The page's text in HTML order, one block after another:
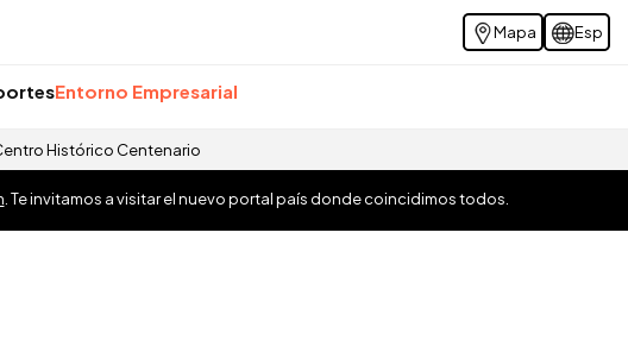
Mapa Esp
Entorno Empresarial
Histórico Centenario
. Te invitamos a visitar el nuevo portal país donde coincidimos todos.